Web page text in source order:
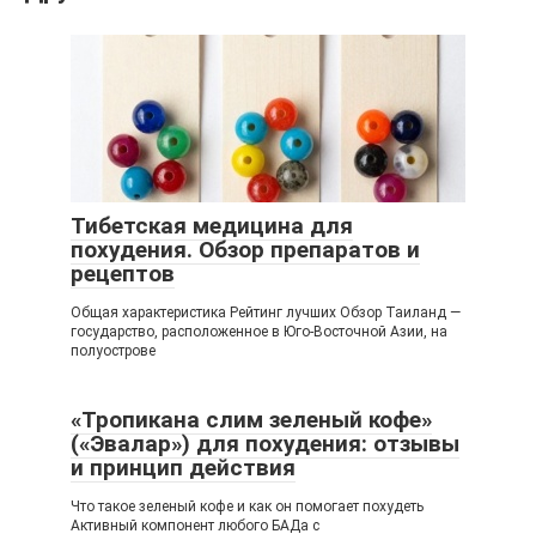
Тибетская медицина для
похудения. Обзор препаратов и
рецептов
Общая характеристика Рейтинг лучших Обзор Таиланд —
государство, расположенное в Юго-Восточной Азии, на
полуострове
«Тропикана слим зеленый кофе»
(«Эвалар») для похудения: отзывы
и принцип действия
Что такое зеленый кофе и как он помогает похудеть
Активный компонент любого БАДа с